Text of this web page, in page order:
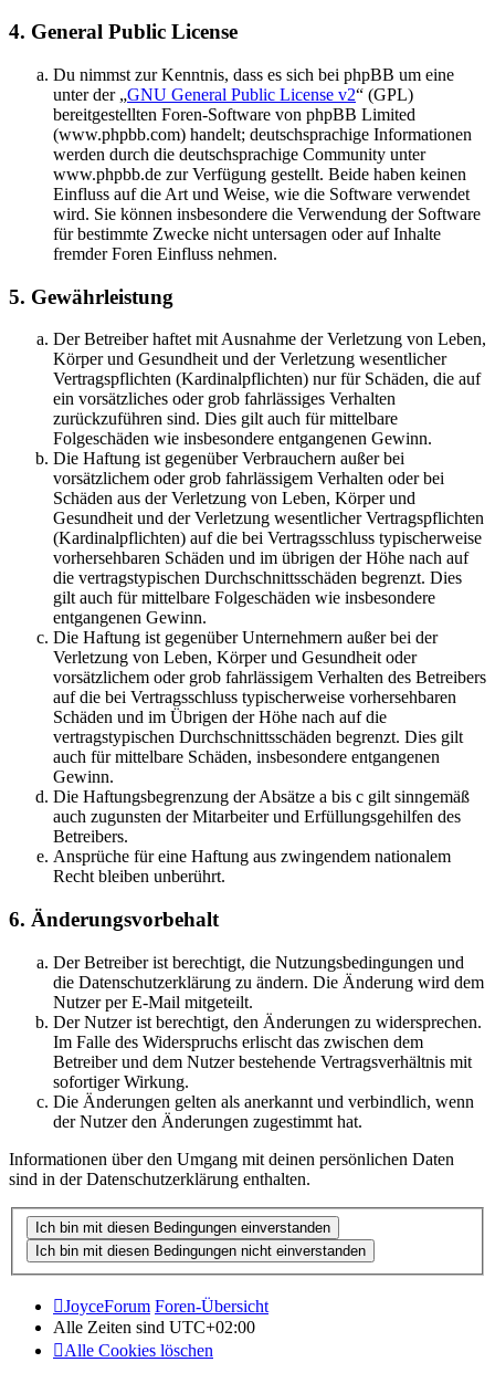
4. General Public License
Du nimmst zur Kenntnis, dass es sich bei phpBB um eine
unter der „GNU General Public License v2“ (GPL)
bereitgestellten Foren-Software von phpBB Limited
(www.phpbb.com) handelt; deutschsprachige Informationen
werden durch die deutschsprachige Community unter
www.phpbb.de zur Verfügung gestellt. Beide haben keinen
Einfluss auf die Art und Weise, wie die Software verwendet
wird. Sie können insbesondere die Verwendung der Software
für bestimmte Zwecke nicht untersagen oder auf Inhalte
fremder Foren Einfluss nehmen.
5. Gewährleistung
Der Betreiber haftet mit Ausnahme der Verletzung von Leben,
Körper und Gesundheit und der Verletzung wesentlicher
Vertragspflichten (Kardinalpflichten) nur für Schäden, die auf
ein vorsätzliches oder grob fahrlässiges Verhalten
zurückzuführen sind. Dies gilt auch für mittelbare
Folgeschäden wie insbesondere entgangenen Gewinn.
Die Haftung ist gegenüber Verbrauchern außer bei
vorsätzlichem oder grob fahrlässigem Verhalten oder bei
Schäden aus der Verletzung von Leben, Körper und
Gesundheit und der Verletzung wesentlicher Vertragspflichten
(Kardinalpflichten) auf die bei Vertragsschluss typischerweise
vorhersehbaren Schäden und im übrigen der Höhe nach auf
die vertragstypischen Durchschnittsschäden begrenzt. Dies
gilt auch für mittelbare Folgeschäden wie insbesondere
entgangenen Gewinn.
Die Haftung ist gegenüber Unternehmern außer bei der
Verletzung von Leben, Körper und Gesundheit oder
vorsätzlichem oder grob fahrlässigem Verhalten des Betreibers
auf die bei Vertragsschluss typischerweise vorhersehbaren
Schäden und im Übrigen der Höhe nach auf die
vertragstypischen Durchschnittsschäden begrenzt. Dies gilt
auch für mittelbare Schäden, insbesondere entgangenen
Gewinn.
Die Haftungsbegrenzung der Absätze a bis c gilt sinngemäß
auch zugunsten der Mitarbeiter und Erfüllungsgehilfen des
Betreibers.
Ansprüche für eine Haftung aus zwingendem nationalem
Recht bleiben unberührt.
6. Änderungsvorbehalt
Der Betreiber ist berechtigt, die Nutzungsbedingungen und
die Datenschutzerklärung zu ändern. Die Änderung wird dem
Nutzer per E-Mail mitgeteilt.
Der Nutzer ist berechtigt, den Änderungen zu widersprechen.
Im Falle des Widerspruchs erlischt das zwischen dem
Betreiber und dem Nutzer bestehende Vertragsverhältnis mit
sofortiger Wirkung.
Die Änderungen gelten als anerkannt und verbindlich, wenn
der Nutzer den Änderungen zugestimmt hat.
Informationen über den Umgang mit deinen persönlichen Daten
sind in der Datenschutzerklärung enthalten.
JoyceForum Foren-Übersicht
Alle Zeiten sind UTC+02:00
Alle Cookies löschen